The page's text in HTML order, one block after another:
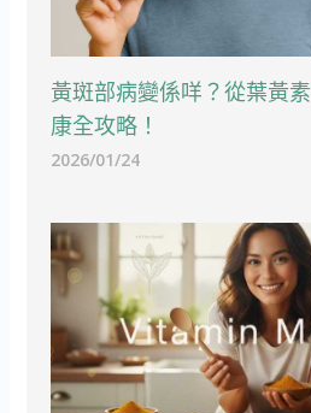
黃斑部病變係咩？從葉黃
康全攻略！
2026/01/24